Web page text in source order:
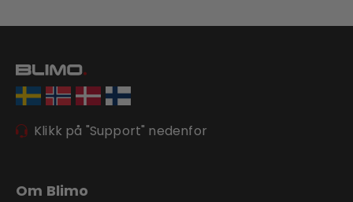
Klikk på "Support" nedenfor
Om Blimo